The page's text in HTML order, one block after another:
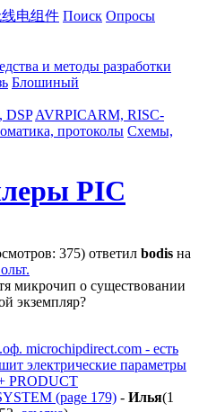
电组件 Поиск Опросы
и методы разработки
Блошиный
DSP AVRPICARM, RISC-
протоколы Схемы,
PIC
375) ответил bodis на
микрочип о существовании
экземпляр?
microchipdirect.com - есть
электрические параметры
PRODUCT
(page 179) - Илья(1